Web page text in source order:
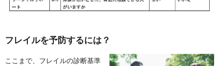
フレイルを予防するには？
ここまで、フレイルの診断基準